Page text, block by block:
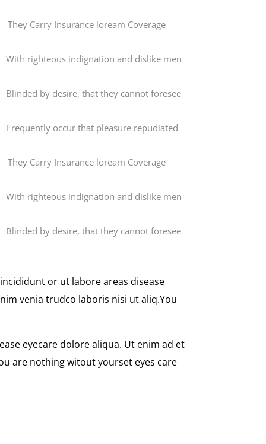
They Carry Insurance loream Coverage
With righteous indignation and dislike men
Blinded by desire, that they cannot foresee
Frequently occur that pleasure repudiated
They Carry Insurance loream Coverage
With righteous indignation and dislike men
Blinded by desire, that they cannot foresee
or ut labore areas disease
venia trudco laboris nisi ut aliq.You
eyecare dolore aliqua. Ut enim ad et
are nothing witout yourset eyes care